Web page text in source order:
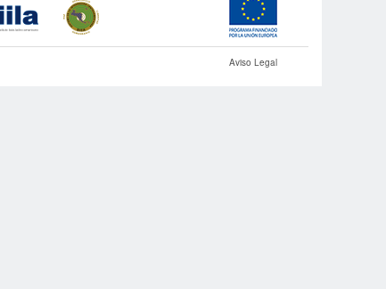
Aviso Legal